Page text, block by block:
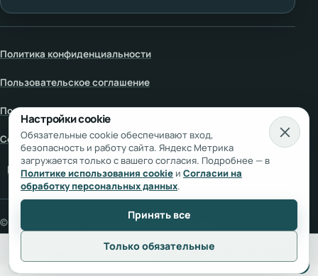
Политика конфиденциальности
Пользовательское соглашение
Политика cookie
Согласие на обработку персональных данных
Настройки cookie
© 2000–
АНО «Международная Академия
Космоэнергетики»
Настройки cookie
Обязательные cookie обеспечивают вход,
безопасность и работу сайта. Яндекс Метрика
загружается только с вашего согласия. Подробнее — в
Политике использования cookie и Согласии на
обработку персональных данных.
Принять все
Только обязательные